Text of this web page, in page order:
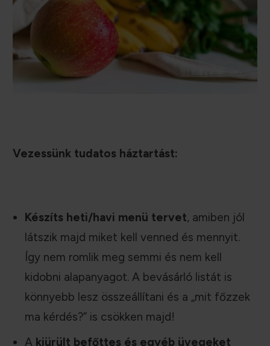
Vezessünk tudatos háztartást:
Készíts heti/havi menü tervet, amiben jól
látszik majd miket kell venned és mennyit.
Így nem romlik meg semmi és nem kell
kidobni alapanyagot. A bevásárló listát is
könnyebb lesz összeállítani és a „mit főzzek
ma kérdés?” is csökken majd!
A kiürült befőttes és egyéb üvegeket